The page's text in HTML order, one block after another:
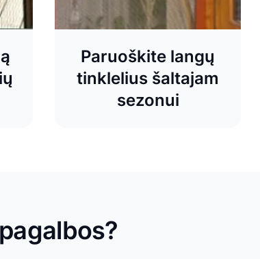
Paruoškite langų
tinklelius šaltajam
sezonui